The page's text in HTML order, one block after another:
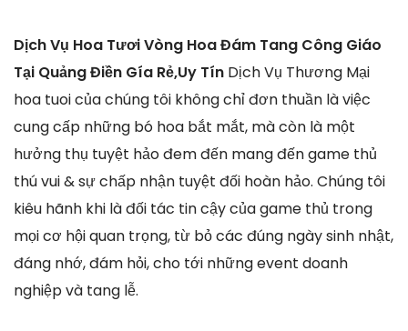
Dịch Vụ Hoa Tươi Vòng Hoa Đám Tang Công Giáo
Tại Quảng Điền Gía Rẻ,Uy Tín Dịch Vụ Thương Mại
hoa tuoi của chúng tôi không chỉ đơn thuần là việc
cung cấp những bó hoa bắt mắt, mà còn là một
hưởng thụ tuyệt hảo đem đến mang đến game thủ
thú vui & sự chấp nhận tuyệt đối hoàn hảo. Chúng tôi
kiêu hãnh khi là đối tác tin cậy của game thủ trong
mọi cơ hội quan trọng, từ bỏ các đúng ngày sinh nhật,
đáng nhớ, đám hỏi, cho tới những event doanh
nghiệp và tang lễ.